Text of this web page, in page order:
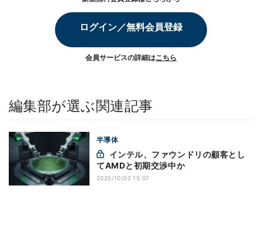
ログイン／無料会員登録
会員サービスの詳細はこちら
編集部が選ぶ関連記事
半導体
てAMDと初期交渉中か
2025/10/02 15:07